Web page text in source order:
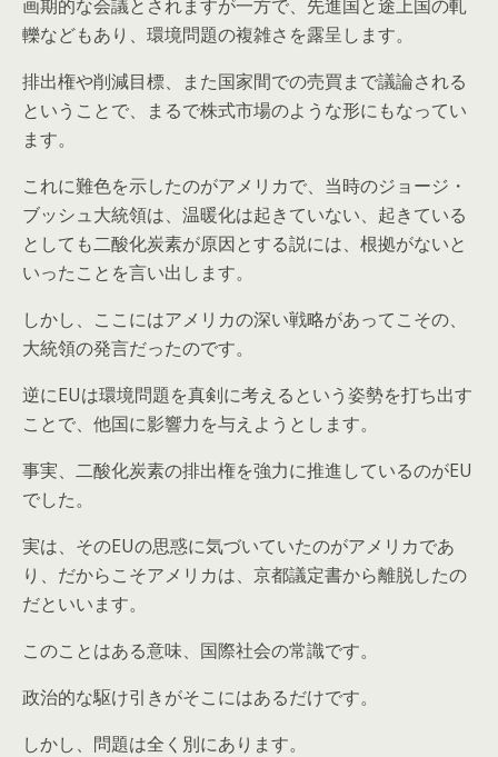
画期的な会議とされますが一方で、先進国と途上国の軋
轢などもあり、環境問題の複雑さを露呈します。
排出権や削減目標、また国家間での売買まで議論される
ということで、まるで株式市場のような形にもなってい
ます。
これに難色を示したのがアメリカで、当時のジョージ・
ブッシュ大統領は、温暖化は起きていない、起きている
としても二酸化炭素が原因とする説には、根拠がないと
いったことを言い出します。
しかし、ここにはアメリカの深い戦略があってこその、
大統領の発言だったのです。
逆にEUは環境問題を真剣に考えるという姿勢を打ち出す
ことで、他国に影響力を与えようとします。
事実、二酸化炭素の排出権を強力に推進しているのがEU
でした。
実は、そのEUの思惑に気づいていたのがアメリカであ
り、だからこそアメリカは、京都議定書から離脱したの
だといいます。
このことはある意味、国際社会の常識です。
政治的な駆け引きがそこにはあるだけです。
しかし、問題は全く別にあります。